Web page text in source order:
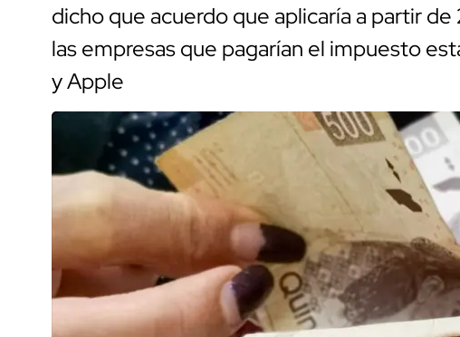
dicho que acuerdo que aplicaría a partir
las empresas que pagarían el impuesto
y Apple